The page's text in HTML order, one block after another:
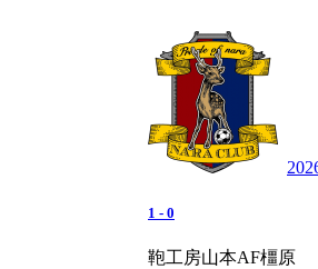
1 - 0
鞄工房山本AF橿原